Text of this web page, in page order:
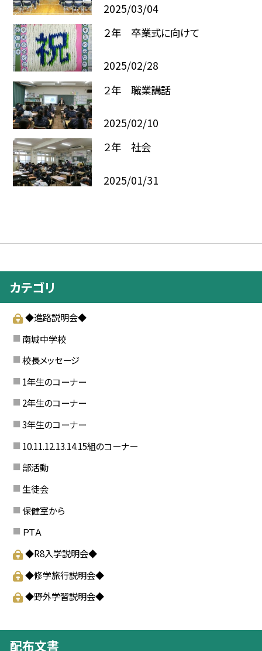
2025/03/04
２年 卒業式に向けて
2025/02/28
２年 職業講話
2025/02/10
２年 社会
2025/01/31
カテゴリ
◆進路説明会◆
南城中学校
校長メッセージ
1年生のコーナー
2年生のコーナー
3年生のコーナー
10.11.12.13.14.15組のコーナー
部活動
生徒会
保健室から
ＰＴＡ
◆R8入学説明会◆
◆修学旅行説明会◆
◆野外学習説明会◆
配布文書